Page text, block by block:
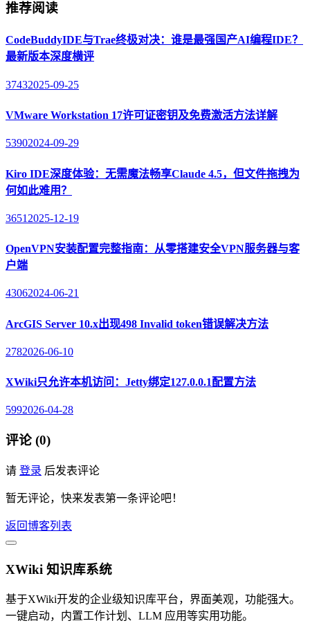
推荐阅读
CodeBuddyIDE与Trae终极对决：谁是最强国产AI编程IDE？
最新版本深度横评
37432025-09-25
VMware Workstation 17许可证密钥及免费激活方法详解
53902024-09-29
Kiro IDE深度体验：无需魔法畅享Claude 4.5，但文件拖拽为
何如此难用？
3651 2025-12-19
OpenVPN安装配置完整指南：从零搭建安全VPN服务器与客
户端
43062024-06-21
ArcGIS Server 10.x出现498 Invalid token错误解决方法
2782026-06-10
XWiki只允许本机访问：Jetty绑定127.0.0.1配置方法
5992026-04-28
评论 (0)
请 登录 后发表评论
暂无评论，快来发表第一条评论吧！
返回博客列表
XWiki 知识库系统
基于XWiki开发的企业级知识库平台，界面美观，功能强大。
一键启动，内置工作计划、LLM 应用等实用功能。